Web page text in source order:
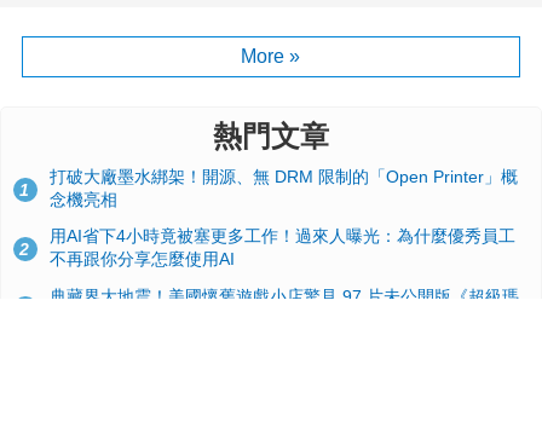
More »
熱門文章
1
打破大廠墨水綁架！開源、無 DRM 限制的「Open Printer」概
念機亮相
2
用AI省下4小時竟被塞更多工作！過來人曝光：為什麼優秀員工
不再跟你分享怎麼使用AI
典藏界大地震！美國懷舊遊戲小店驚見 97 片未公開版《超級瑪